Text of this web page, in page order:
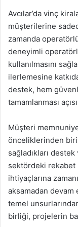
Avcılar’da vinç
müşterilerine
zamanda
deneyimli
kullanılmasını
ilerlemesine
destek, hem
tamamlanması
Müşteri
önceliklerinden
sağladıkları destek
sektördeki rekabet
ihtiyaçlarına
aksamadan
temel
birliği, projelerin